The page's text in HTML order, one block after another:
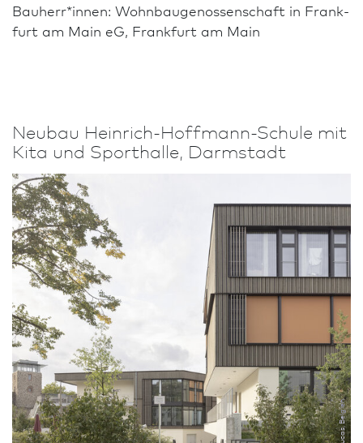
Bauherr*innen: Wohnbaugenossenschaft in Frank­
furt am Main eG, Frank­furt am Main
Neu­bau Heinrich-Hoffmann-Schule mit
Kita und Sporthalle, Darm­stadt